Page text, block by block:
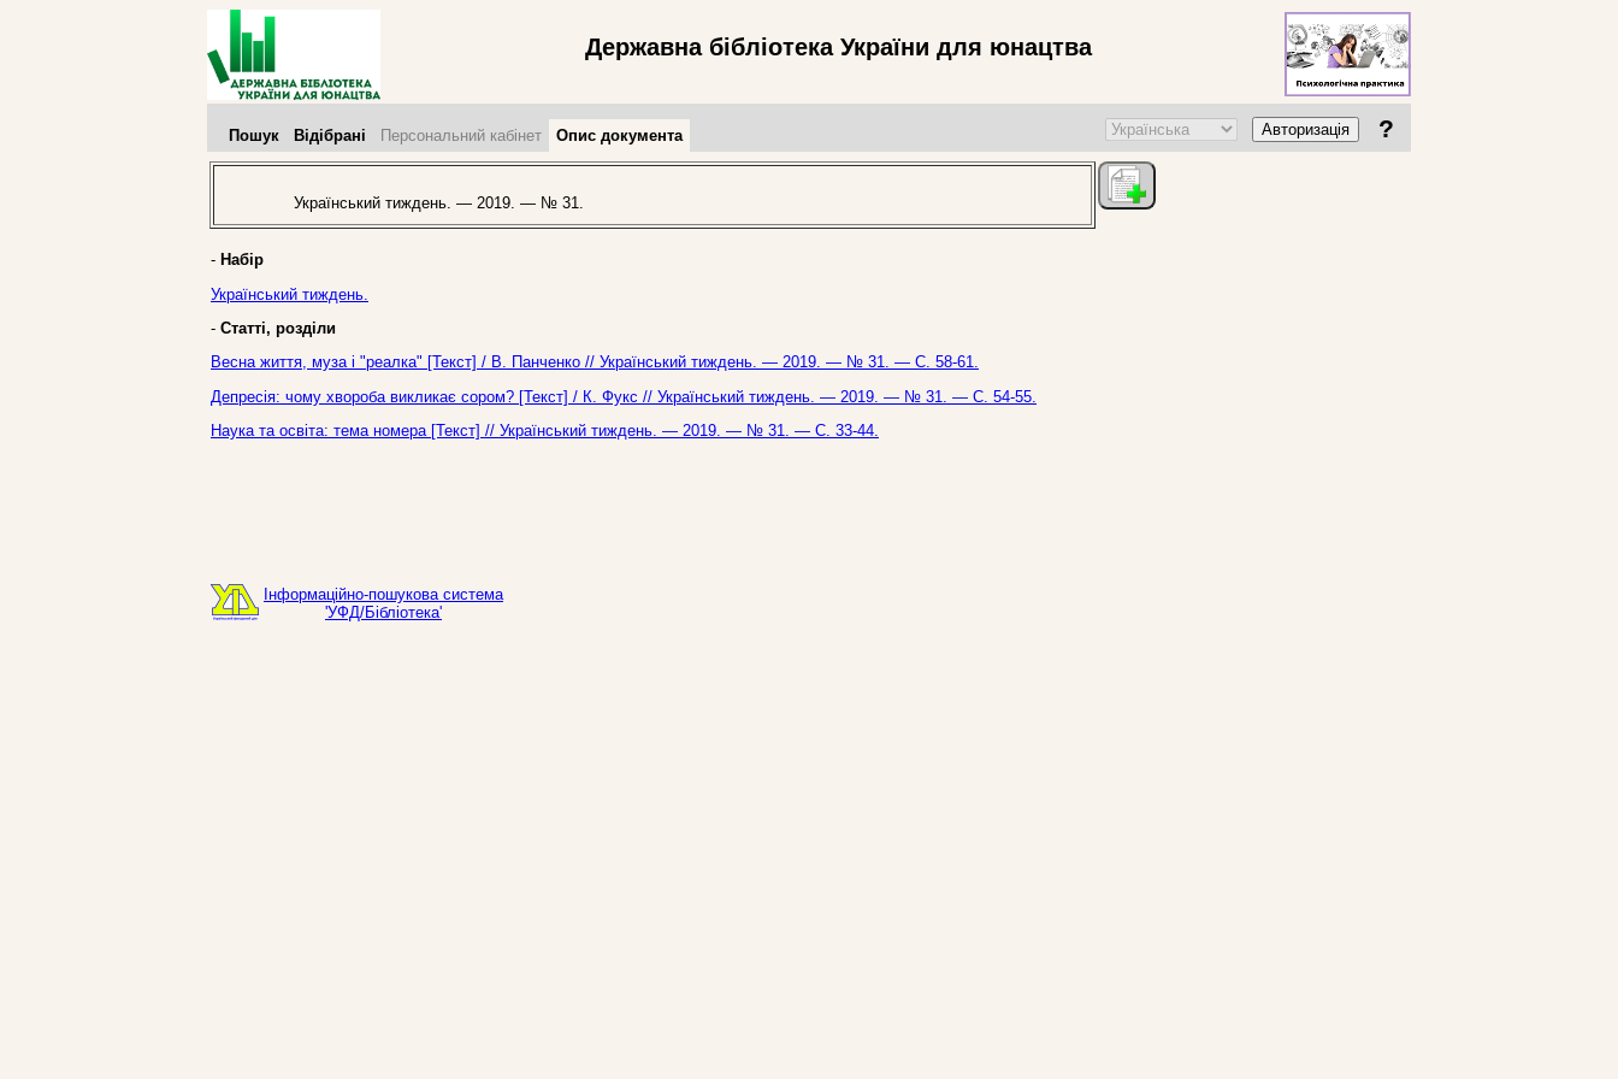
Державна бібліотека України для юнацтва
Пошук Відібрані Персональний кабінет Опис документа Авторизація ?
Український тиждень. — 2019. — № 31.
- Набір
Український тиждень.
- Статті, розділи
Весна життя, муза і "реалка" [Текст] / В. Панченко // Український тиждень. — 2019. — № 31. — С. 58-61.
Депресія: чому хвороба викликає сором? [Текст] / К. Фукс // Український тиждень. — 2019. — № 31. — С. 54-55.
Наука та освіта: тема номера [Текст] // Український тиждень. — 2019. — № 31. — С. 33-44.
Інформаційно-пошукова система
'УФД/Бібліотека'